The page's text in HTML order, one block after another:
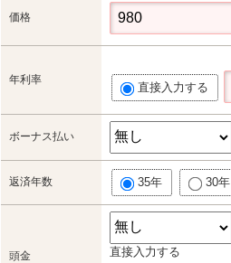
価格
年利率
直接入力する
ボーナス払い
返済年数 35年 30年
頭金 直接入力する